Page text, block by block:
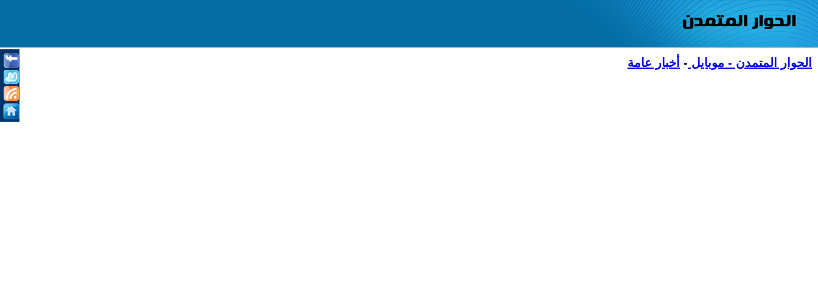
الحوار المتمدن - موبايل - أخبار عامة